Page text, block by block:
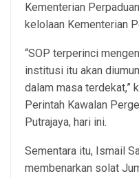
Kementerian
kelolaan Kementerian
“SOP terperinci
institusi itu akan
dalam masa terdekat,”
Perintah Kawalan
Putrajaya, hari ini.
Sementara itu, Ismail
membenarkan solat